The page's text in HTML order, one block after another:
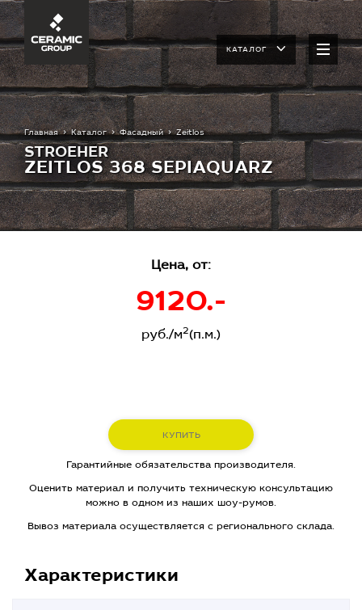
КАТАЛОГ
Главная Каталог Фасадный Zeitlos
STROEHER
ZEITLOS 368 SEPIAQUARZ
Цена, от:
9120.-
руб./м2(п.м.)
КУПИТЬ
Гарантийные обязательства производителя.
Оценить материал и получить техническую консультацию
можно в одном из наших шоу-румов.
Вывоз материала осуществляется с регионального склада.
Характеристики